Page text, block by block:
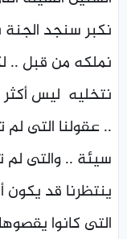
نكبر سنجد الجنة
نملكه من قبل ..
نتخليه ليس
.. عقولنا التى
سيئة .. والتى لم
ينتظرنا قد
التى كانوا